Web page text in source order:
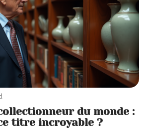
du monde :
titre incroyable ?